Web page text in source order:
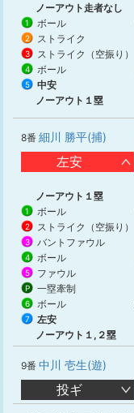
ノーアウト走者なし
1 ボール
2 ストライク
3 ストライク（空振り）
4 ボール
5
中安
ノーアウト１塁
8番 細川 勝平(捕)
左安
ノーアウト１塁
1 ボール
2 ストライク（空振り）
3 バントファウル
4 ボール
5 ファウル
P 一塁牽制
6 ボール
7
左安
ノーアウト１,２塁
9番 中川 壱生(遊)
投ギ